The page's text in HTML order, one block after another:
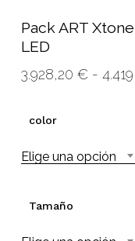
Pack ART
LED
3.928,20 € -
color
Elige una opción
Tamaño